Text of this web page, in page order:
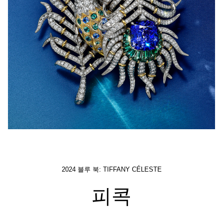
2024 블루 북: TIFFANY CÉLESTE
피콕